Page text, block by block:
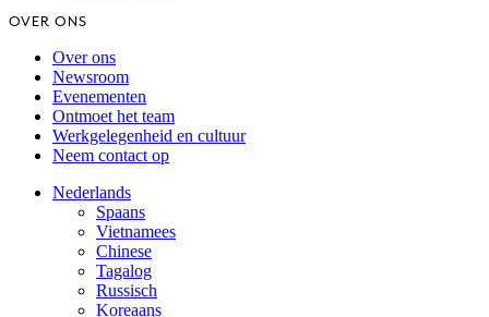
OVER ONS
Over ons
Newsroom
Evenementen
Ontmoet het team
Werkgelegenheid en cultuur
Neem contact op
Nederlands
Spaans
Vietnamees
Chinese
Tagalog
Russisch
Koreaans